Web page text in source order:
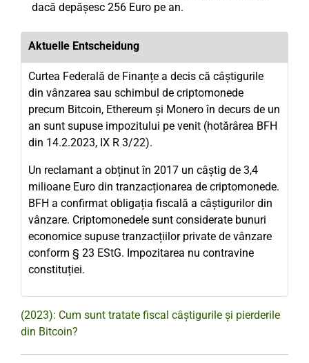
dacă depășesc 256 Euro pe an.
Aktuelle Entscheidung
Curtea Federală de Finanțe a decis că câștigurile
din vânzarea sau schimbul de criptomonede
precum Bitcoin, Ethereum și Monero în decurs de un
an sunt supuse impozitului pe venit (hotărârea BFH
din 14.2.2023, IX R 3/22).
Un reclamant a obținut în 2017 un câștig de 3,4
milioane Euro din tranzacționarea de criptomonede.
BFH a confirmat obligația fiscală a câștigurilor din
vânzare. Criptomonedele sunt considerate bunuri
economice supuse tranzacțiilor private de vânzare
conform § 23 EStG. Impozitarea nu contravine
constituției.
(2023): Cum sunt tratate fiscal câștigurile și pierderile
din Bitcoin?